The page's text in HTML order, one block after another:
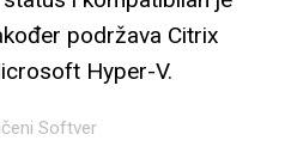
podržava Citrix
Hyper-V.
Softver